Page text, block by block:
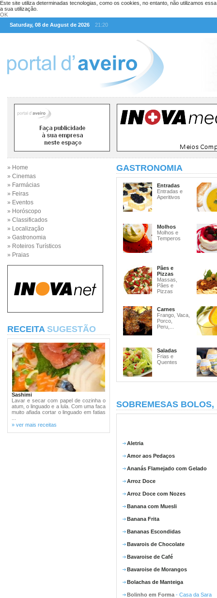
Este site utiliza determinadas tecnologias, como os cookies, no entanto, não utilizamos
a sua utilização.
OK
Saturday, 08 de August de 2026
21:20
» Home
» Cinemas
» Farmácias
» Feiras
» Eventos
» Horóscopo
» Classificados
» Localização
» Gastronomia
» Roteiros Turísticos
» Praias
RECEITA SUGESTÃO
Sashimi
Lavar e secar com papel de cozinha o
atum, o linguado e a lula. Com uma faca
muito afiada cortar o linguado em fatias
» ver mais receitas
GASTRONOMIA
Entradas
Entradas e
Aperitivos
Molhos
Molhos e
Temperos
Pães e
Pizzas
Massas,
Pães e
Pizzas
Carnes
Frango, Vaca,
Porco,
Peru,...
Saladas
Frias e
Quentes
SOBREMESAS
Aletria
Amor aos Pedaços
Ananás Flamejado com Gelado
Arroz Doce
Arroz Doce com Nozes
Banana com Muesli
Banana Frita
Bananas Escondidas
Bavarois de Chocolate
Bavaroise de Café
Bavaroise de Morangos
Bolachas de Manteiga
Bolinho em Forma - Casa da Sara